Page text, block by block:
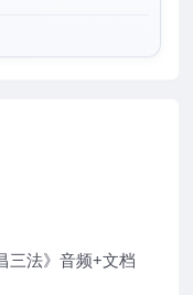
三法》音频+文档